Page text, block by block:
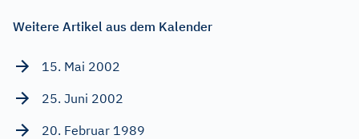
Weitere Artikel aus dem Kalender
15. Mai 2002
25. Juni 2002
20. Februar 1989